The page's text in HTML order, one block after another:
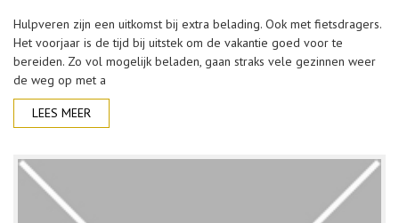
Hulpveren zijn een uitkomst bij extra belading. Ook met fietsdragers.
Het voorjaar is de tijd bij uitstek om de vakantie goed voor te
bereiden. Zo vol mogelijk beladen, gaan straks vele gezinnen weer
de weg op met a
LEES MEER